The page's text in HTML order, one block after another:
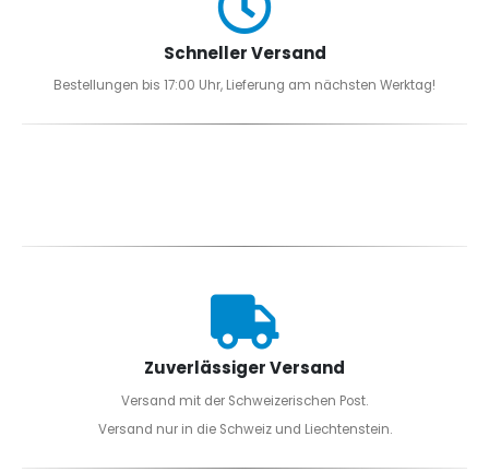
Schneller Versand
Bestellungen bis 17:00 Uhr, Lieferung am nächsten Werktag!
Zuverlässiger Versand
Versand mit der Schweizerischen Post.
Versand nur in die Schweiz und Liechtenstein.